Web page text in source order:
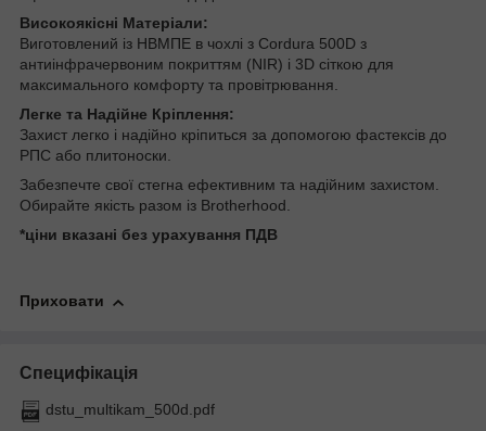
Високоякісні Матеріали:
Виготовлений із НВМПЕ в чохлі з Cordura 500D з
антиінфрачервоним покриттям (NIR) і 3D сіткою для
максимального комфорту та провітрювання.
Легке та Надійне Кріплення:
Захист легко і надійно кріпиться за допомогою фастексів до
РПС або плитоноски.
Забезпечте свої стегна ефективним та надійним захистом.
Обирайте якість разом із Brotherhood.
*ціни вказані без урахування ПДВ
Приховати
Специфікація
dstu_multikam_500d.pdf